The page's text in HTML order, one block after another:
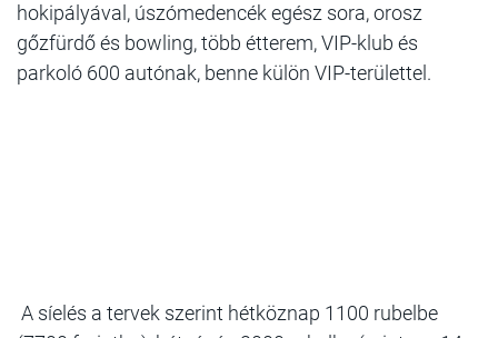
hokipályával, úszómedencék egész sora, orosz
gőzfürdő és bowling, több étterem, VIP-klub és
parkoló 600 autónak, benne külön VIP-területtel.
A síelés a tervek szerint hétköznap 1100 rubelbe